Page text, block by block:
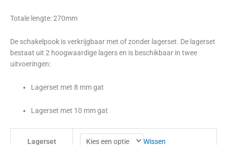
Totale lengte: 270mm
De schakelpook is verkrijgbaar met of zonder lagerset. De lagerset
bestaat uit 2 hoogwaardige lagers en is beschikbaar in twee
uitvoeringen:
Lagerset met 8 mm gat
Lagerset met 10 mm gat
Lagerset Wissen